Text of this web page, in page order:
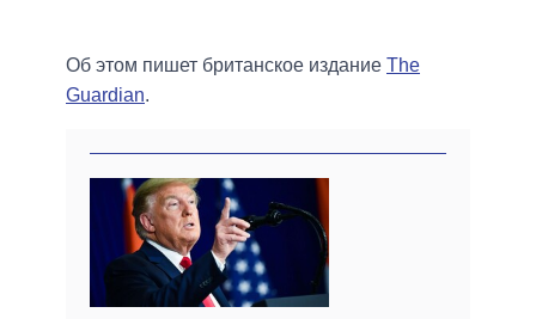
Об этом пишет британское издание The
Guardian.